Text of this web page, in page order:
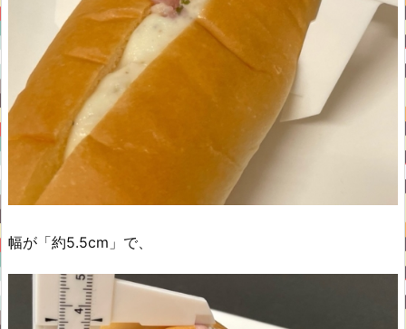
幅が「約5.5cm」で、